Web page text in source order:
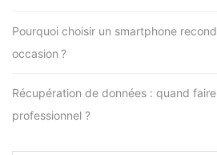
Pourquoi choisir un smartphone
occasion ?
Récupération de données : quand
professionnel ?